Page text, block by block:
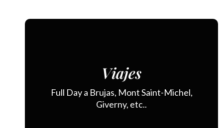
Experiencias
Ensueño
Viajes
Full Day a Brujas, Mont Saint-Michel,
Giverny, etc..